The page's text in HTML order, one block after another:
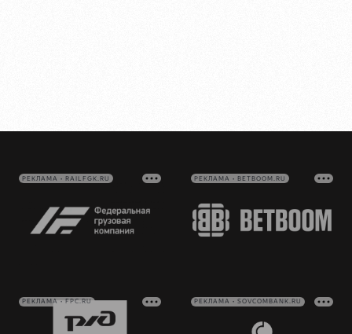
РЕКЛАМА • RAILFGK.RU РЕКЛАМА • BETBOOM.RU
РЕКЛАМА • FPC.RU РЕКЛАМА • SOVCOMBANK.RU